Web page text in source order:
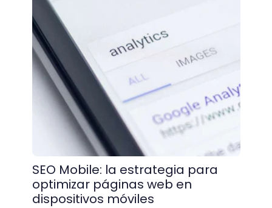
SEO Mobile: la estrategia para
optimizar páginas web en
dispositivos móviles